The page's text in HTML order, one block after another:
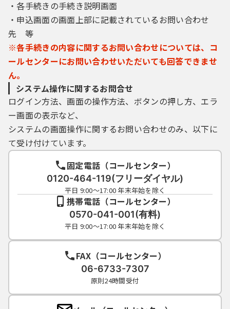
・各手続きの手続き説明画面
・申込画面の画面上部に記載されているお問い合わせ
先 等
※各手続きの内容に関するお問い合わせについては、コ
ールセンターにお問い合わせいただいても回答できませ
ん。
システム操作に関するお問合せ
ログイン方法、画面の操作方法、ボタンの押し方、エラ
ー画面の表示など、
システムの画面操作に関するお問い合わせのみ、以下に
て受け付けています。
固定電話（コールセンター）
0120-464-119(フリーダイヤル)
平日 9:00～17:00 年末年始を除く
携帯電話（コールセンター）
0570-041-001(有料)
平日 9:00～17:00 年末年始を除く
FAX（コールセンター）
06-6733-7307
原則24時間受付